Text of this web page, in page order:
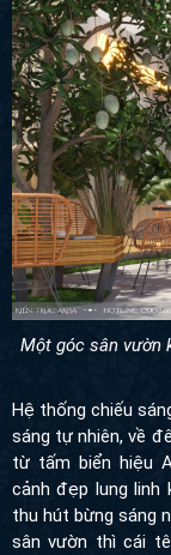
Một góc sân vườn
Hệ thống chiếu
sáng tự nhiên, về
từ tấm biển hiệu
cảnh đẹp lung linh
thu hút bừng sáng
sân vườn thì cái